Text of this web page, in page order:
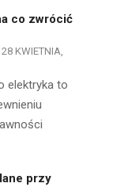
co zwrócić
28 KWIETNIA,
elektryka to
przy